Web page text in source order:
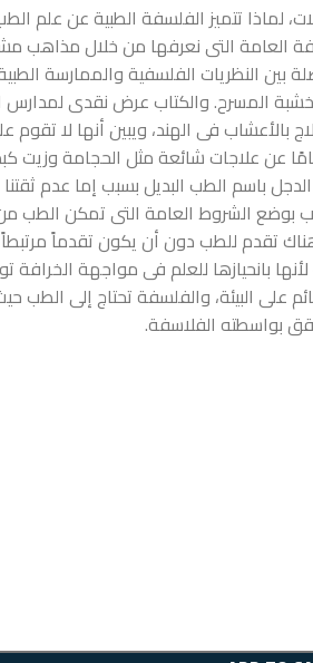
لماذا تتميز الفلسفة الطبية عن علم
العامة التى نعرفها من خلال مذاهب
بين النظريات الفلسفية والممارسة
المسرح. والكتاب عرض نقدى لمدارس
بالأعشاب فى الهند، ويبين أنها لا تقوم
عن علاجات شائعة مثل الحجامة وزيت
باسم الطب البديل بسبب إما عدم
بوضع الشروط العامة التى تمكن الطب
تقدم للطب دون أن يكون تقدماً
بانحيازها للعلم فى مواجهة الخرافة
على البيئة، والفلسفة تحتاج إلى الطب
بواسطته الفلاسفة.